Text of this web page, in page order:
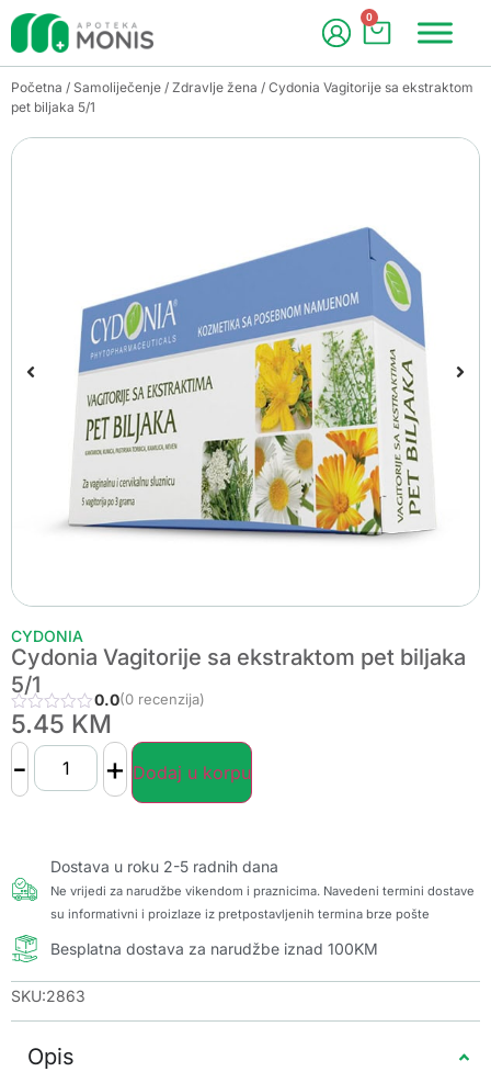
0
Početna / Samoliječenje / Zdravlje žena / Cydonia Vagitorije sa ekstraktom
pet biljaka 5/1
CYDONIA
Cydonia Vagitorije sa ekstraktom pet biljaka
5/1
0.0(0 recenzija)
5.45 KM
- + Dodaj u korpu
Dostava u roku 2-5 radnih dana
Ne vrijedi za narudžbe vikendom i praznicima. Navedeni termini dostave
su informativni i proizlaze iz pretpostavljenih termina brze pošte
Besplatna dostava za narudžbe iznad 100KM
SKU:2863
Opis